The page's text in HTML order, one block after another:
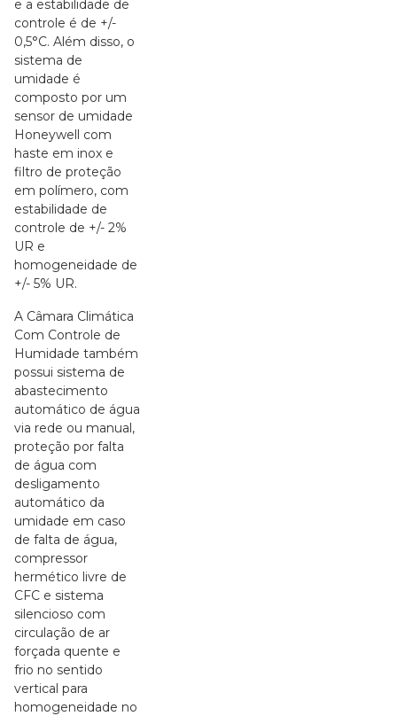
e a estabilidade de
controle é de +/-
0,5°C. Além disso, o
sistema de
umidade é
composto por um
sensor de umidade
Honeywell com
haste em inox e
filtro de proteção
em polímero, com
estabilidade de
controle de +/- 2%
UR e
homogeneidade de
+/- 5% UR.
A Câmara Climática
Com Controle de
Humidade também
possui sistema de
abastecimento
automático de água
via rede ou manual,
proteção por falta
de água com
desligamento
automático da
umidade em caso
de falta de água,
compressor
hermético livre de
CFC e sistema
silencioso com
circulação de ar
forçada quente e
frio no sentido
vertical para
homogeneidade no